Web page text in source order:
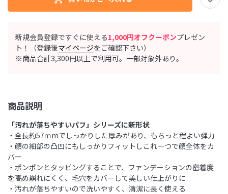
新規会員登録ですぐに使える1,000円オフクーポンプレゼン
ト！（登録後マイページをご確認下さい）
※商品合計3,300円以上で利用可。一部対象外あり。
商品説明
「汚れが落ちやすいパフ」シリーズに新形状
・全長約57ｍmでしっかりした厚みがあり、もちっと程よい弾力
・顔の細部の凸凹にもしっかりフィットしこれ一つで顔全体をカ
バー
・ポンポンとタッピングすることで、ファンデーションの密着度
を高め崩れにくく、毛穴をカバーして美しい仕上がりに
・汚れが落ちやすいので洗いやすく、清潔に長く使える